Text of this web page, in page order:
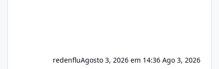
redenfluAgosto 3, 2026 em 14:36 Ago 3, 2026